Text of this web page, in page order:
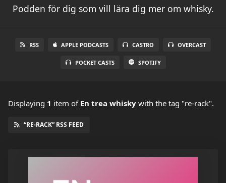
Podden för dig som vill lära dig mer om whisky.
RSS APPLE PODCASTS CASTRO OVERCAST
POCKET CASTS SPOTIFY
Displaying 1 item of En trea whisky with the tag "re-rack".
“RE-RACK” RSS FEED